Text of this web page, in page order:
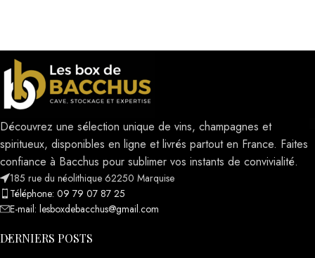
Découvrez une sélection unique de vins, champagnes et
spiritueux, disponibles en ligne et livrés partout en France. Faites
confiance à Bacchus pour sublimer vos instants de convivialité.
185 rue du néolithique 62250 Marquise
Téléphone: 09 79 07 87 25
E-mail: lesboxdebacchus@gmail.com
DERNIERS POSTS